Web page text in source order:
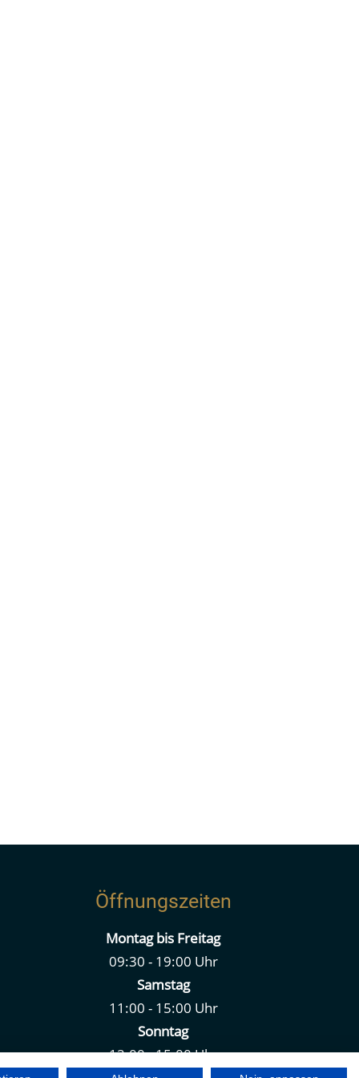
Öffnungszeiten
Montag bis Freitag
09:30 - 19:00 Uhr
Samstag
11:00 - 15:00 Uhr
Sonntag
12:00 - 15:00 Uhr